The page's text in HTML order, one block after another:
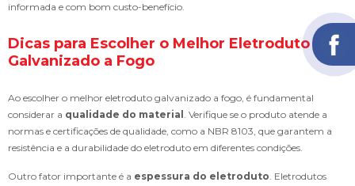
informada e com bom custo-benefício.
Dicas para Escolher o Melhor Eletroduto
Galvanizado a Fogo
Ao escolher o melhor eletroduto galvanizado a fogo, é fundamental
considerar a qualidade do material . Verifique se o produto atende a
normas e certificações de qualidade, como a NBR 8103, que garantem a
resistência e a durabilidade do eletroduto em diferentes condições.
Outro fator importante é a espessura do eletroduto. Eletrodutos